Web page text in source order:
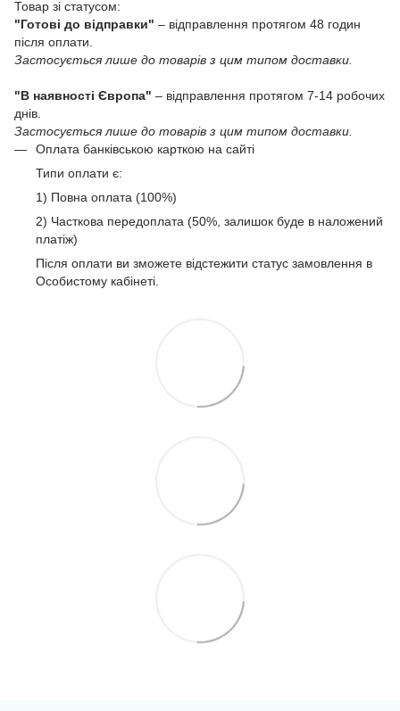
Товар зі статусом:
"Готові до відправки" – відправлення протягом 48 годин
після оплати.
Застосується лише до товарів з цим типом доставки.
"В наявності Європа" – відправлення протягом 7-14 робочих
днів.
Застосується лише до товарів з цим типом доставки.
Оплата банківською карткою на сайті
Типи оплати є:
1) Повна оплата (100%)
2) Часткова передоплата (50%, залишок буде в наложений
платіж)
Після оплати ви зможете відстежити статус замовлення в
Особистому кабінеті.